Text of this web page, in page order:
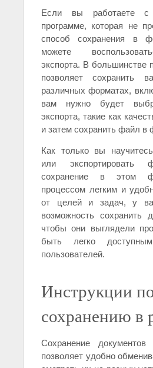
Если вы работаете с
программе, которая не
способ сохранения в
можете
экспорта. В большинстве
позволяет сохранить
различных форматах,
вам нужно будет
экспорта, такие как
и затем сохранить файл в
Как только вы научитесь
или
сохранение в этом
процессом легким и
от целей и задач, у
возможность сохранить
чтобы они выглядели
быть легко
пользователей.
Инструкции
сохранению в
Сохранение
позволяет удобно